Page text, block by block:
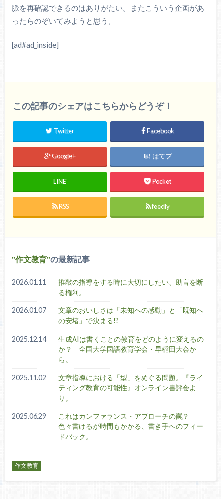
脈を再確認できるのはありがたい。またこういう企画があ
ったらのぞいてみようと思う。
[ad#ad_inside]
この記事のシェアはこちらからどうぞ！
Twitter Facebook
Google+ はてブ
LINE Pocket
RSS feedly
作文教育 の最新記事
2026.01.11
推敲の指導をする時に大切にしたい、助言を断
る権利。
2026.01.07
文章のおいしさは「未知への感動」と「既知へ
の安堵」で決まる!?
2025.12.14
生成AIは書くことの教育をどのように変えるの
か？ 全国大学国語教育学会・早稲田大会か
ら。
2025.11.02
文章指導における「型」をめぐる問題。『ライ
ティング教育の可能性』オンライン書評会よ
り。
2025.06.29
これはカンファランス・アプローチの罠？
色々書けるが時間もかかる、書き手へのフィー
ドバック。
作文教育